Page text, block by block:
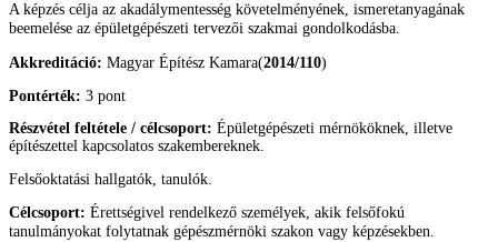
A képzés célja az akadálymentesség követelményének, ismeretanyagának
beemelése az épületgépészeti tervezői szakmai gondolkodásba.
Akkreditáció: Magyar Építész Kamara(2014/110)
Pontérték: 3 pont
Részvétel feltétele / célcsoport: Épületgépészeti mérnököknek, illetve
építészettel kapcsolatos szakembereknek.
Felsőoktatási hallgatók, tanulók.
Célcsoport: Érettségivel rendelkező személyek, akik felsőfokú
tanulmányokat folytatnak gépészmérnöki szakon vagy képzésekben.